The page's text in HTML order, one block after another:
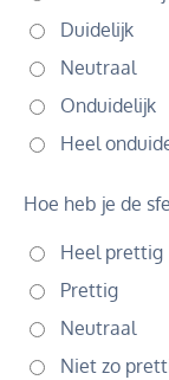
Duidelijk
Neutraal
Onduidelijk
Heel
Hoe heb je de
Heel prettig
Prettig
Neutraal
Niet zo